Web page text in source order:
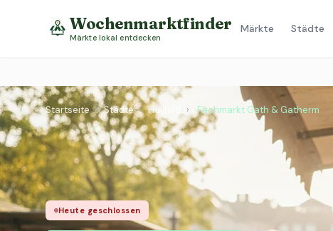
Wochenmarktfinder
Märkte lokal entdecken
Märkte Städte
Startseite › Städte › Hollfeld › Fachmarkt Gath & Gatherm
Heute geschlossen